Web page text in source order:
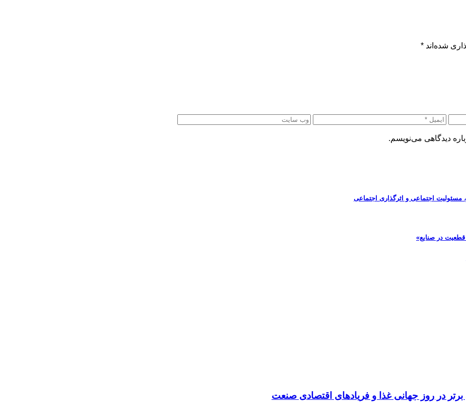
شده‌اند *
دیدگاهی می‌نویسم.
مسئولیت اجتماعی و اثرگذاری اجتماعی
در صنایع»
در روز جهانی غذا و فریادهای اقتصادی صنعت